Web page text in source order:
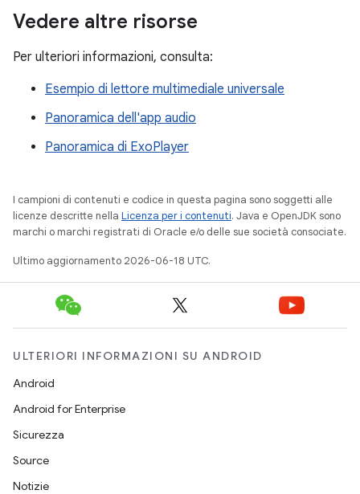
Vedere altre risorse
Per ulteriori informazioni, consulta:
Esempio di lettore multimediale universale
Panoramica dell'app audio
Panoramica di ExoPlayer
I campioni di contenuti e codice in questa pagina sono soggetti alle
licenze descritte nella Licenza per i contenuti. Java e OpenJDK sono
marchi o marchi registrati di Oracle e/o delle sue società consociate.
Ultimo aggiornamento 2026-06-18 UTC.
ULTERIORI INFORMAZIONI SU ANDROID
Android
Android for Enterprise
Sicurezza
Source
Notizie